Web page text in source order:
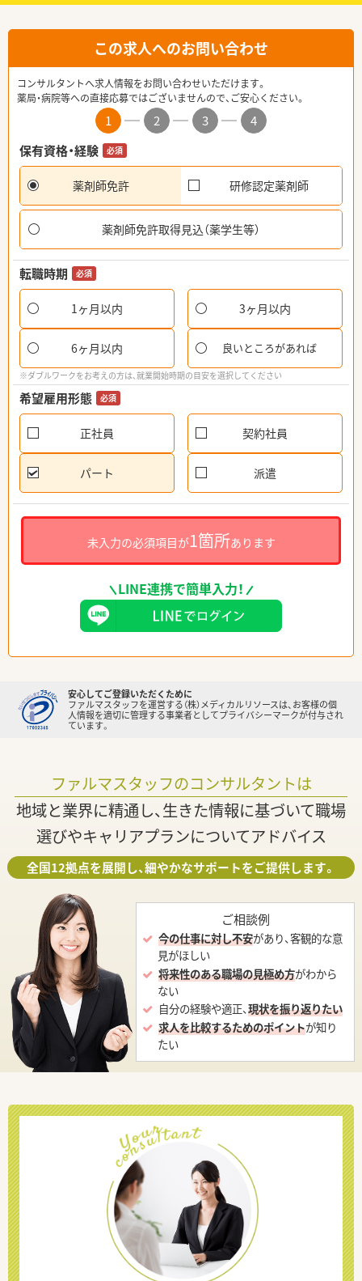
この求人へのお問い合わせ
コンサルタントへ求人情報をお問い合わせいただけます。
薬局・病院等への直接応募ではございませんので、ご安心ください。
1 2 3
4
保有資格・経験
必須
薬剤師免許 研修認定薬剤師
薬剤師免許取得見込（薬学生等）
転職時期 必須
1ヶ月以内 3ヶ月以内
6ヶ月以内 良いところがあれば
※ダブルワークをお考えの方は、就業開始時期の目安を選択してください
希望雇用形態 必須
正社員 契約社員
パート 派遣
未入力の必須項目が1箇所あります
LINE連携で簡単入力！
安心してご登録いただくために
ファルマスタッフを運営する（株）メディカルリソースは、お客様の個
人情報を適切に管理する事業者としてプライバシーマークが付与され
ています。
ファルマスタッフのコンサルタントは
地域と業界に精通し、生きた情報に基づいて職場
選びやキャリアプランについてアドバイス
全国12拠点を展開し、細やかなサポートをご提供します。
ご相談例
今の仕事に対し不安があり、客観的な意
見がほしい
将来性のある職場の見極め方がわから
ない
自分の経験や適正、現状を振り返りたい
求人を比較するためのポイントが知り
たい